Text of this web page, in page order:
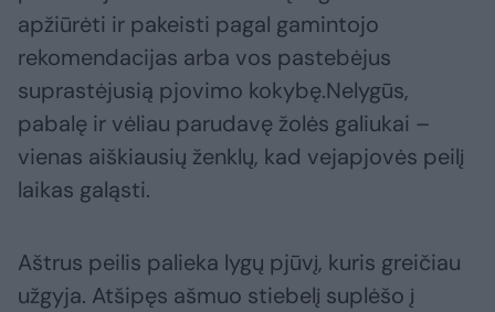
apžiūrėti ir pakeisti pagal gamintojo
rekomendacijas arba vos pastebėjus
suprastėjusią pjovimo kokybę.Nelygūs,
pabalę ir vėliau parudavę žolės galiukai –
vienas aiškiausių ženklų, kad vejapjovės peilį
laikas galąsti.
Aštrus peilis palieka lygų pjūvį, kuris greičiau
užgyja. Atšipęs ašmuo stiebelį suplėšo į